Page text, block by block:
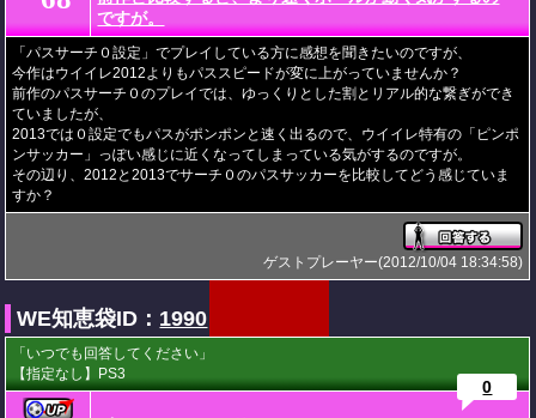
ですが。
「パスサーチ０設定」でプレイしている方に感想を聞きたいのですが、
今作はウイイレ2012よりもパススピードが変に上がっていませんか？
前作のパスサーチ０のプレイでは、ゆっくりとした割とリアル的な繋ぎができ
ていましたが、
2013では０設定でもパスがポンポンと速く出るので、ウイイレ特有の「ピンポ
ンサッカー」っぽい感じに近くなってしまっている気がするのですが。
その辺り、2012と2013でサーチ０のパスサッカーを比較してどう感じていま
すか？
ゲストプレーヤー(2012/10/04 18:34:58)
WE知恵袋ID： 1990
「いつでも回答してください」
【指定なし】PS3
0